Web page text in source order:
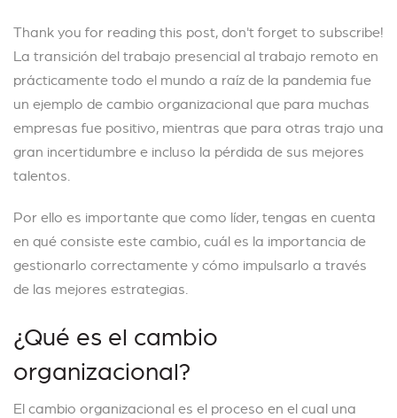
Thank you for reading this post, don't forget to subscribe!
La transición del trabajo presencial al trabajo remoto en
prácticamente todo el mundo a raíz de la pandemia fue
un ejemplo de cambio organizacional que para muchas
empresas fue positivo, mientras que para otras trajo una
gran incertidumbre e incluso la pérdida de sus mejores
talentos.
Por ello es importante que como líder, tengas en cuenta
en qué consiste este cambio, cuál es la importancia de
gestionarlo correctamente y cómo impulsarlo a través
de las mejores estrategias.
¿Qué es el cambio
organizacional?
El cambio organizacional es el proceso en el cual una